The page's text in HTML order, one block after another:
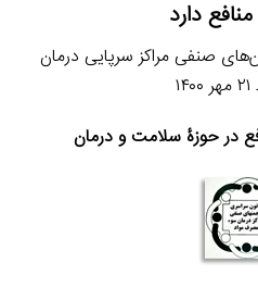
دارد
صنفی مراکز سرپایی درمان
در حوزۀ سلامت و درمان